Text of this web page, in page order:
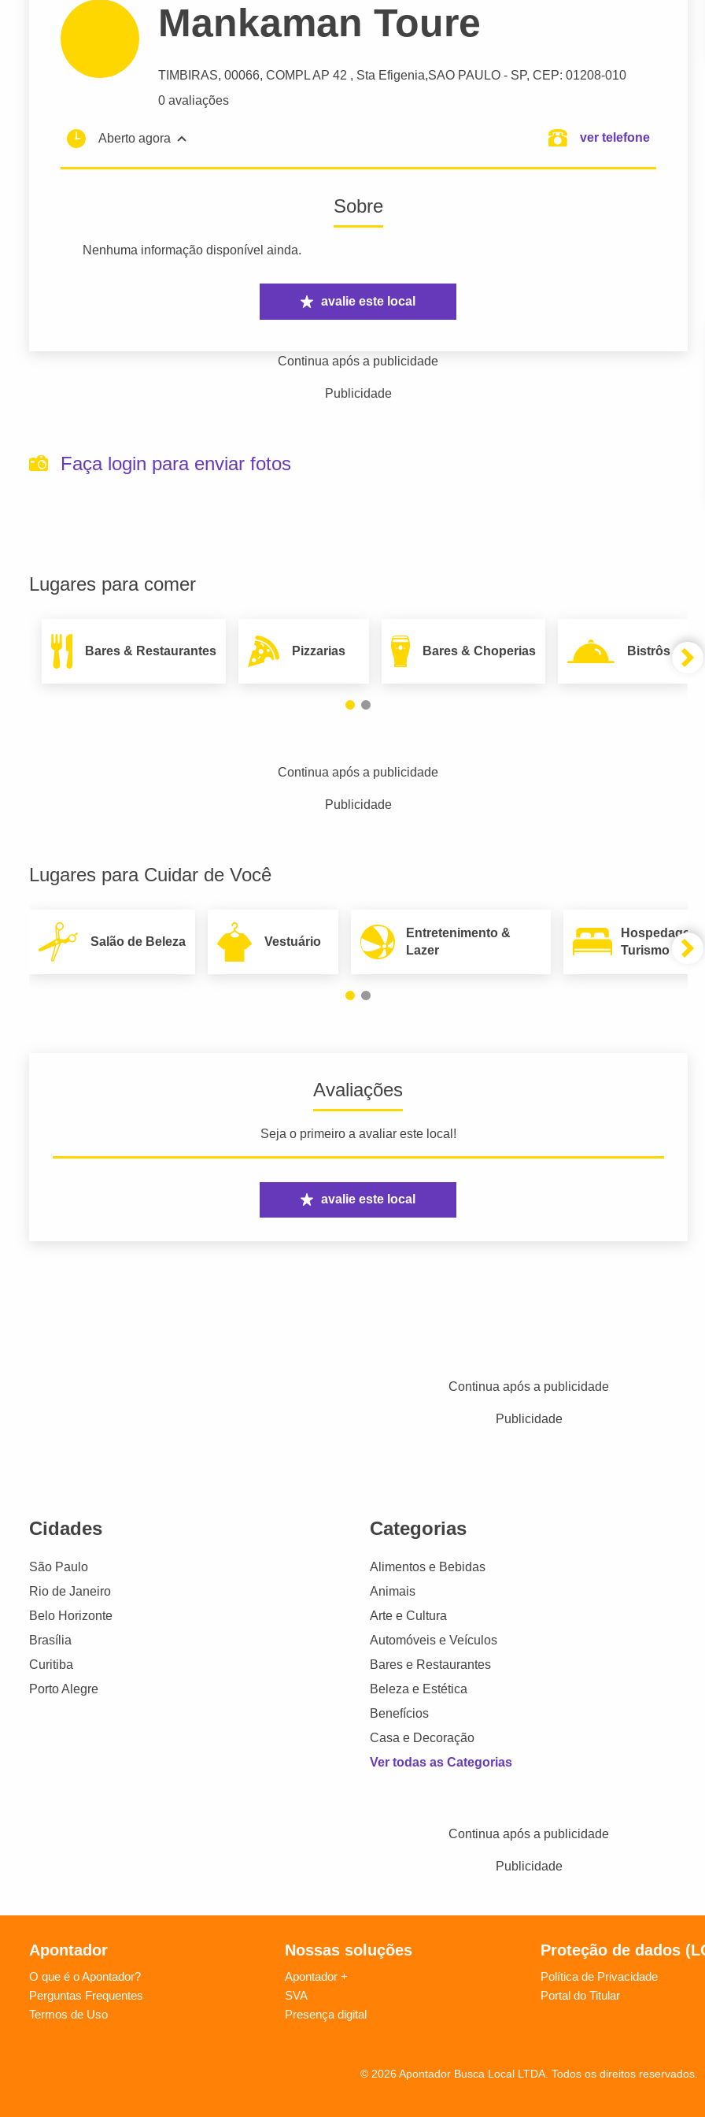
Mankaman Toure
TIMBIRAS, 00066, COMPL AP 42 , Sta Efigenia,SAO PAULO - SP, CEP: 01208-010
0 avaliações
Aberto agora ver telefone
Sobre
Nenhuma informação disponível ainda.
avalie este local
Continua após a publicidade
Publicidade
Faça login para enviar fotos
Lugares para comer
Bares & Restaurantes Pizzarias Bares & Choperias Bistrôs
Continua após a publicidade
Publicidade
Lugares para Cuidar de Você
Salão de Beleza Vestuário
Entretenimento &
Lazer
Hospedagem
Turismo
Avaliações
Seja o primeiro a avaliar este local!
avalie este local
Continua após a publicidade
Publicidade
Cidades
São Paulo
Rio de Janeiro
Belo Horizonte
Brasília
Curitiba
Porto Alegre
Categorias
Alimentos e Bebidas
Animais
Arte e Cultura
Automóveis e Veículos
Bares e Restaurantes
Beleza e Estética
Benefícios
Casa e Decoração
Ver todas as Categorias
Continua após a publicidade
Publicidade
Apontador
O que é o Apontador?
Perguntas Frequentes
Termos de Uso
Nossas soluções
Apontador +
SVA
Presença digital
Proteção de dados
Política de Privacidade
Portal do Titular
© 2026 Apontador Busca Local LTDA. Todos os direitos reservados.